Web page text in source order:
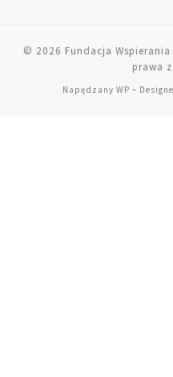
© 2026 Fundacja
prawa
Napędzany WP –